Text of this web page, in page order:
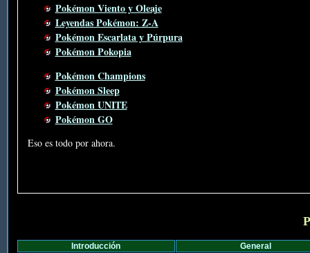
Pokémon Viento y Oleaje
Leyendas Pokémon: Z-A
Pokémon Escarlata y Púrpura
Pokémon Pokopia
Pokémon Champions
Pokémon Sleep
Pokémon UNITE
Pokémon GO
Eso es todo por ahora.
Introducción
General